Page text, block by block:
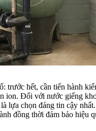
trước hết, cần tiến hành
ion. Đối với nước giếng
lựa chọn đáng tin cậy
đồng thời đảm bảo hiệu